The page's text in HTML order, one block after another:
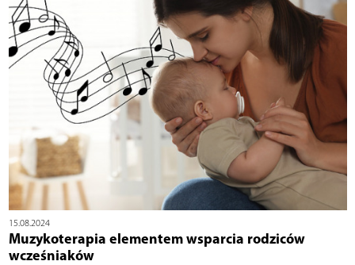
15.08.2024
Muzykoterapia elementem wsparcia rodziców
wcześniaków